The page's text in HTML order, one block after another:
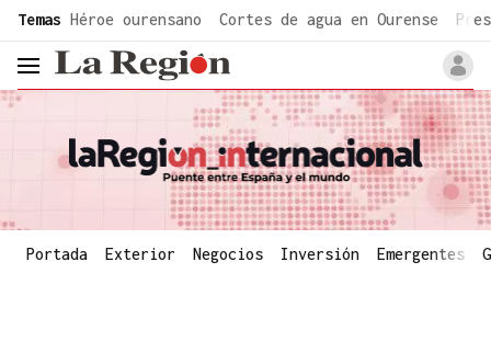
common.go-to-content
Temas Héroe ourensano Cortes de agua en Ourense
header.menu.open
Portada Exterior Negocios Inversión Emergentes